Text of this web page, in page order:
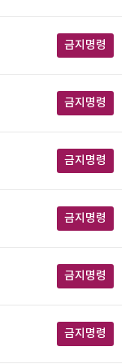
금지명령
금지명령
금지명령
금지명령
금지명령
금지명령